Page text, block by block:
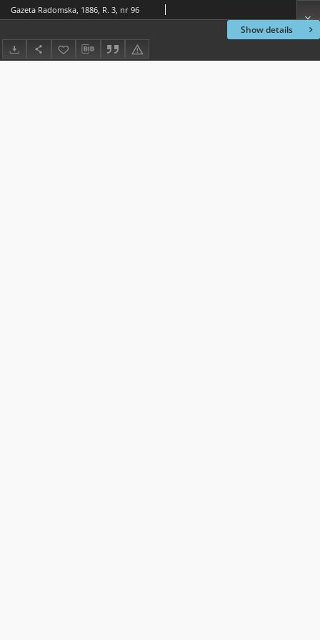
Show details
Gazeta Radomska, 1886, R. 3, nr 96